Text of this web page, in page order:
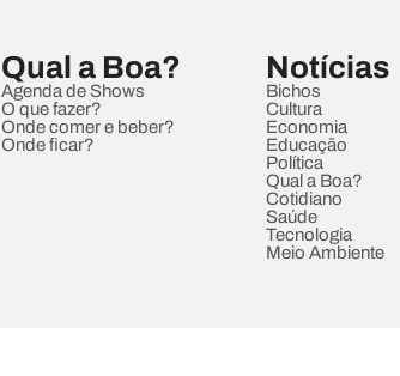
Qual a Boa?
Agenda de Shows
O que fazer?
Onde comer e beber?
Onde ficar?
Notícias
Bichos
Cultura
Economia
Educação
Política
Qual a Boa?
Cotidiano
Saúde
Tecnologia
Meio Ambiente